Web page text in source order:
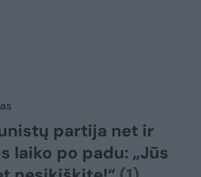
partija net ir
laiko po padu: „Jūs